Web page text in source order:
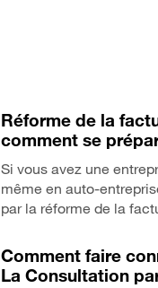
Réforme de la
comment se
Si vous avez une
même en auto-
par la réforme de la
Comment faire
La Consultation